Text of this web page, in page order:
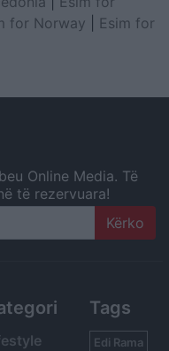
for Norway
Esim for
Online Media. Të
të rezervuara!
Tags
Edi Rama